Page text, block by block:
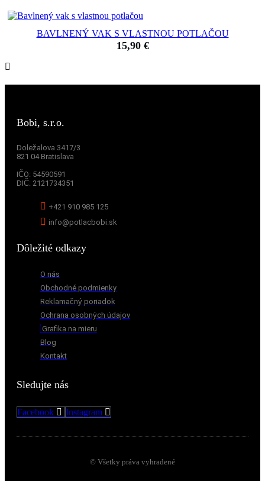
BAVLNENÝ VAK S VLASTNOU POTLAČOU
15,90 €
Bobi, s.r.o.
Doležalova 3417/3
821 04 Bratislava
IČO: 54590591
DIČ: 2121734351
+421 910 985 125
info@potlacbobi.sk
Dôležité odkazy
O nás
Obchodné podmienky
Reklamačný poriadok
Ochrana osobných údajov
Grafika na mieru
Blog
Kontakt
Sledujte nás
Facebook Instagram
© Všetky práva vyhradené